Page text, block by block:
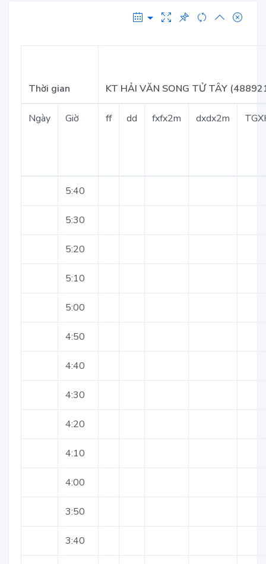
Thời gian KT HẢI VĂN SONG TỬ TÂY
Ngày Giờ ff dd fxfx2m dxdx2m
5:40
5:30
5:20
5:10
5:00
4:50
4:40
4:30
4:20
4:10
4:00
3:50
3:40